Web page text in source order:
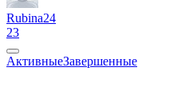
Rubina24
23
АктивныеЗавершенные